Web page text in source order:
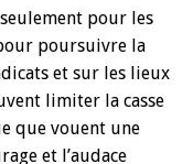
pour les
poursuivre la
et sur les lieux
limiter la casse
que vouent une
et l’audace